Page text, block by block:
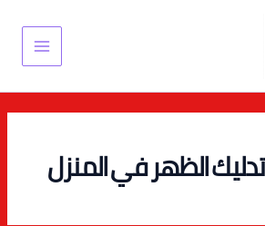
Main
Menu
تدليك الظهر في المنزل